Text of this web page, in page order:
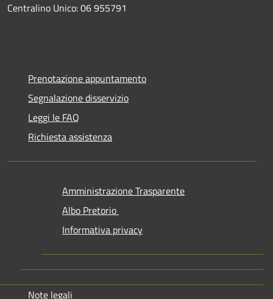
Centralino Unico: 06 955791
Prenotazione appuntamento
Segnalazione disservizio
Leggi le FAQ
Richiesta assistenza
Amministrazione Trasparente
Albo Pretorio
Informativa privacy
Note legali